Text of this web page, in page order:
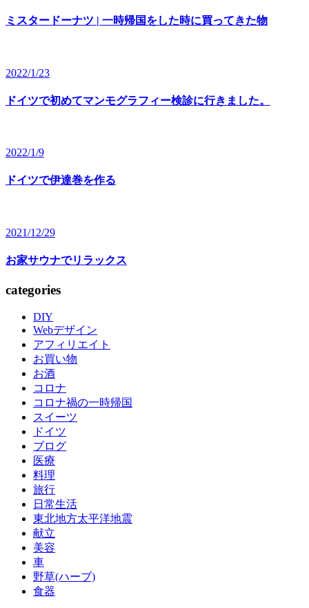
ミスタードーナツ | 一時帰国をした時に買ってきた物
2022/1/23
ドイツで初めてマンモグラフィー検診に行きました。
2022/1/9
ドイツで伊達巻を作る
2021/12/29
お家サウナでリラックス
categories
DIY
Webデザイン
アフィリエイト
お買い物
お酒
コロナ
コロナ禍の一時帰国
スイーツ
ドイツ
ブログ
医療
料理
旅行
日常生活
東北地方太平洋地震
献立
美容
車
野草(ハーブ)
食器